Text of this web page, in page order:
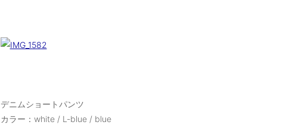
デニムショートパンツ
カラー：white / L-blue / blue